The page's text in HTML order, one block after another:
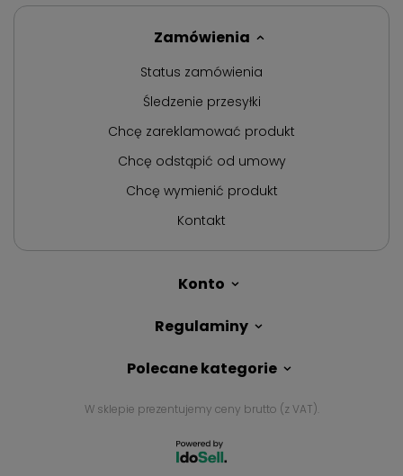
Zamówienia
Status zamówienia
Śledzenie przesyłki
Chcę zareklamować produkt
Chcę odstąpić od umowy
Chcę wymienić produkt
Kontakt
Konto
Regulaminy
Polecane kategorie
W sklepie prezentujemy ceny brutto (z VAT).